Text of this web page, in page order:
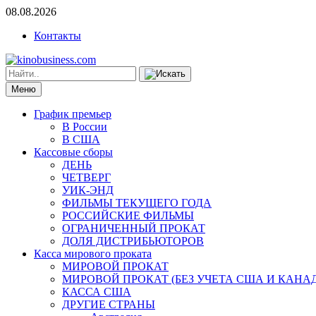
08.08.2026
Контакты
Меню
График премьер
В России
В США
Кассовые сборы
ДЕНЬ
ЧЕТВЕРГ
УИК-ЭНД
ФИЛЬМЫ ТЕКУЩЕГО ГОДА
РОССИЙСКИЕ ФИЛЬМЫ
ОГРАНИЧЕННЫЙ ПРОКАТ
ДОЛЯ ДИСТРИБЬЮТОРОВ
Касса мирового проката
МИРОВОЙ ПРОКАТ
МИРОВОЙ ПРОКАТ (БЕЗ УЧЕТА США И
КАССА США
ДРУГИЕ СТРАНЫ